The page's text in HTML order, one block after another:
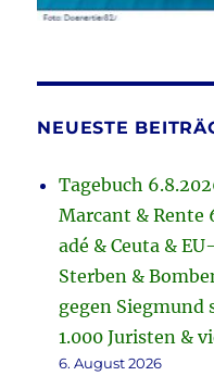
NEUESTE
Tagebuch
Marcant & Rente
adé & Ceuta &
Sterben &
gegen Siegmund
1.000 Juristen &
6. August 2026